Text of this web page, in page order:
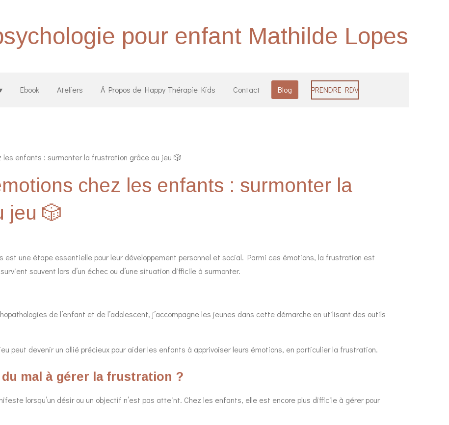
pour enfant Mathilde Lopes
Ebook Ateliers À Propos de Happy Thérapie Kids Contact Blog PRENDRE RDV
enfants : surmonter la frustration grâce au jeu 🎲
chez les enfants : surmonter la
jeu 🎲
est une étape essentielle pour leur développement personnel et social. Parmi ces émotions, la frustration est
souvent lors d’un échec ou d’une situation difficile à surmonter.
de l’enfant et de l’adolescent, j’accompagne les jeunes dans cette démarche en utilisant des outils
peut devenir un allié précieux pour aider les enfants à apprivoiser leurs émotions, en particulier la frustration.
mal à gérer la frustration ?
lorsqu’un désir ou un objectif n’est pas atteint. Chez les enfants, elle est encore plus difficile à gérer pour